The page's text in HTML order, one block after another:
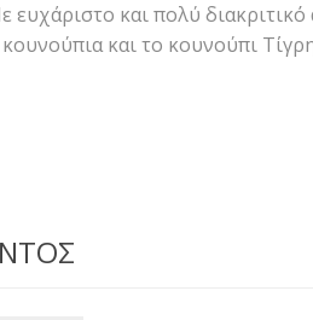
και πολύ
και το κουνούπι